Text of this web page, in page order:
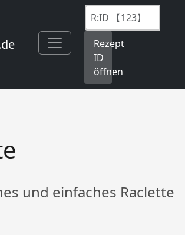
Rezept
ID
öffnen
und einfaches Raclette